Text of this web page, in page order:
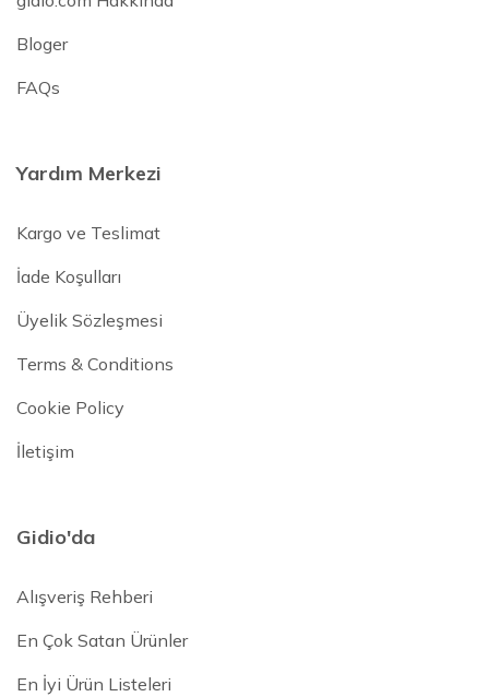
Bloger
FAQs
Yardım Merkezi
Kargo ve Teslimat
İade Koşulları
Üyelik Sözleşmesi
Terms & Conditions
Cookie Policy
İletişim
Gidio'da
Alışveriş Rehberi
En Çok Satan Ürünler
En İyi Ürün Listeleri